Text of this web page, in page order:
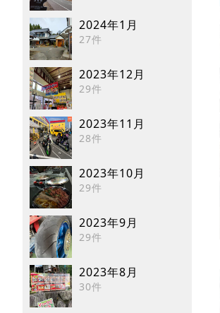
2024年1月
27件
2023年12月
29件
2023年11月
28件
2023年10月
29件
2023年9月
29件
2023年8月
30件